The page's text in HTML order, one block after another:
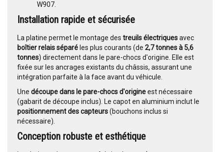
W907.
Installation rapide et sécurisée
La platine permet le montage des treuils électriquesavec
boîtier relais séparé les plus courants (de 2,7 tonnes à 5,6
tonnes) directement dans le pare-chocs d'origine. Elle est
fixée sur les ancrages existants du châssis, assurant une
intégration parfaite à la face avant du véhicule.
Une découpe dans le pare-chocs d'origineest nécessaire
(gabarit de découpe inclus). Le capot en aluminium inclut le
positionnement des capteurs(bouchons inclus si
nécessaire).
Conception robuste et esthétique